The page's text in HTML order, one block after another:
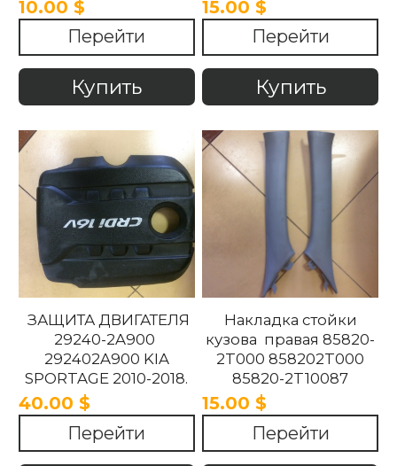
2011-2018
10.00 $
Перейти
Купить
15.00 $
Перейти
Купить
ЗАЩИТА ДВИГАТЕЛЯ
29240-2A900
292402A900 KIA
SPORTAGE 2010-2018.
40.00 $
Перейти
Накладка стойки
кузова правая 85820-
2T000 858202T000
85820-2T10087
858202T10087 85820-
2T100UP
858202T100UP Kia
Optima 2010 -2015
15.00 $
Перейти